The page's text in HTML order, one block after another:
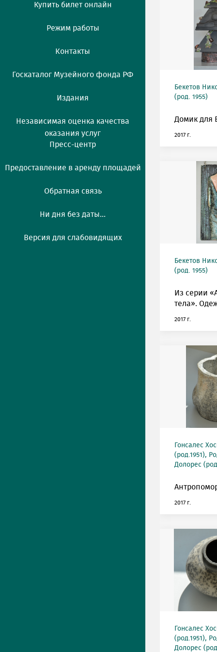
Купить билет онлайн
Режим работы
Контакты
Госкаталог Музейного фонда РФ
Издания
Независимая оценка качества
оказания услуг
Пресс-центр
Предоставление в аренду площадей
Обратная связь
Ни дня без даты...
Версия для слабовидящих
Бекетов
(род. 1955)
Домик для
2017 г.
Бекетов
(род. 1955)
Из серии
тела».
2017 г.
Гонсалес
(род.1951),
Долорес
2017 г.
Гонсалес
(род.1951),
Долорес